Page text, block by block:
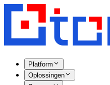
Platform
Oplossingen